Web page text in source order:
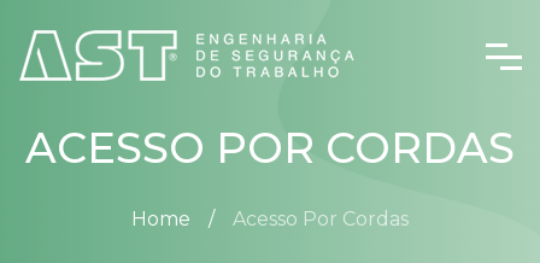
ACESSO POR CORDAS
Home Acesso Por Cordas